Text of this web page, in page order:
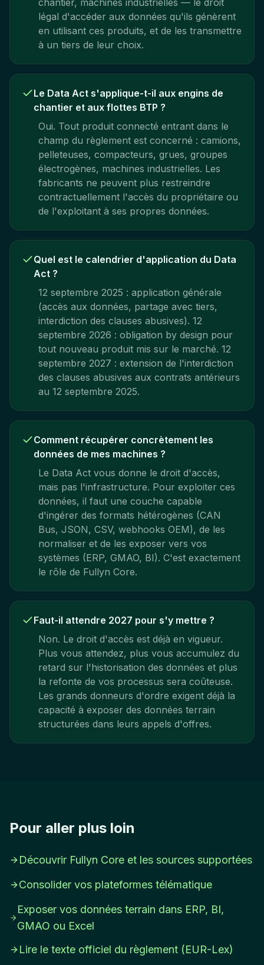
chantier, machines industrielles — le droit
légal d'accéder aux données qu'ils génèrent
en utilisant ces produits, et de les transmettre
à un tiers de leur choix.
Le Data Act s'applique-t-il aux engins de
chantier et aux flottes BTP ?
Oui. Tout produit connecté entrant dans le
champ du règlement est concerné : camions,
pelleteuses, compacteurs, grues, groupes
électrogènes, machines industrielles. Les
fabricants ne peuvent plus restreindre
contractuellement l'accès du propriétaire ou
de l'exploitant à ses propres données.
Quel est le calendrier d'application du Data
Act ?
12 septembre 2025 : application générale
(accès aux données, partage avec tiers,
interdiction des clauses abusives). 12
septembre 2026 : obligation by design pour
tout nouveau produit mis sur le marché. 12
septembre 2027 : extension de l'interdiction
des clauses abusives aux contrats antérieurs
au 12 septembre 2025.
Comment récupérer concrètement les
données de mes machines ?
Le Data Act vous donne le droit d'accès,
mais pas l'infrastructure. Pour exploiter ces
données, il faut une couche capable
d'ingérer des formats hétérogènes (CAN
Bus, JSON, CSV, webhooks OEM), de les
normaliser et de les exposer vers vos
systèmes (ERP, GMAO, BI). C'est exactement
le rôle de Fullyn Core.
Faut-il attendre 2027 pour s'y mettre ?
Non. Le droit d'accès est déjà en vigueur.
Plus vous attendez, plus vous accumulez du
retard sur l'historisation des données et plus
la refonte de vos processus sera coûteuse.
Les grands donneurs d'ordre exigent déjà la
capacité à exposer des données terrain
structurées dans leurs appels d'offres.
Pour aller plus loin
Découvrir Fullyn Core et les sources supportées
Consolider vos plateformes télématique
Exposer vos données terrain dans ERP, BI,
GMAO ou Excel
Lire le texte officiel du règlement (EUR-Lex)